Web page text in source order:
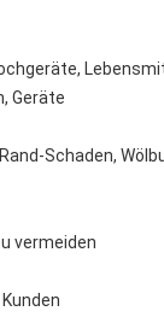
Geräte
Schaden,
vermeiden